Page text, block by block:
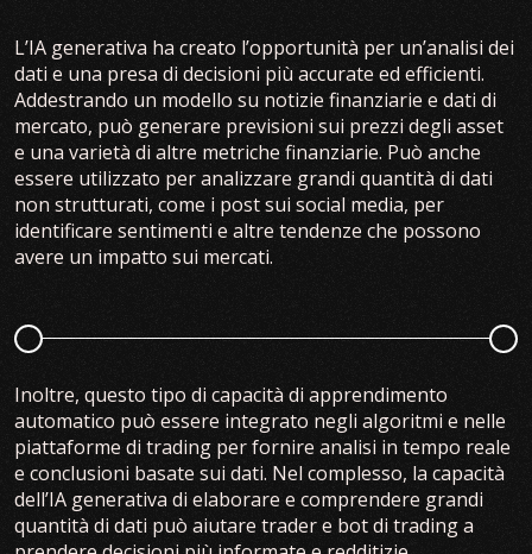
L’IA generativa ha creato l’opportunità per un’analisi dei
dati e una presa di decisioni più accurate ed efficienti.
Addestrando un modello su notizie finanziarie e dati di
mercato, può generare previsioni sui prezzi degli asset
e una varietà di altre metriche finanziarie. Può anche
essere utilizzato per analizzare grandi quantità di dati
non strutturati, come i post sui social media, per
identificare sentimenti e altre tendenze che possono
avere un impatto sui mercati.
Inoltre, questo tipo di capacità di apprendimento
automatico può essere integrato negli algoritmi e nelle
piattaforme di trading per fornire analisi in tempo reale
e conclusioni basate sui dati. Nel complesso, la capacità
dell’IA generativa di elaborare e comprendere grandi
quantità di dati può aiutare trader e bot di trading a